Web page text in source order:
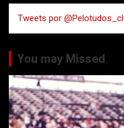
a
rTweets por @Pelotudos_cl
You may Missed